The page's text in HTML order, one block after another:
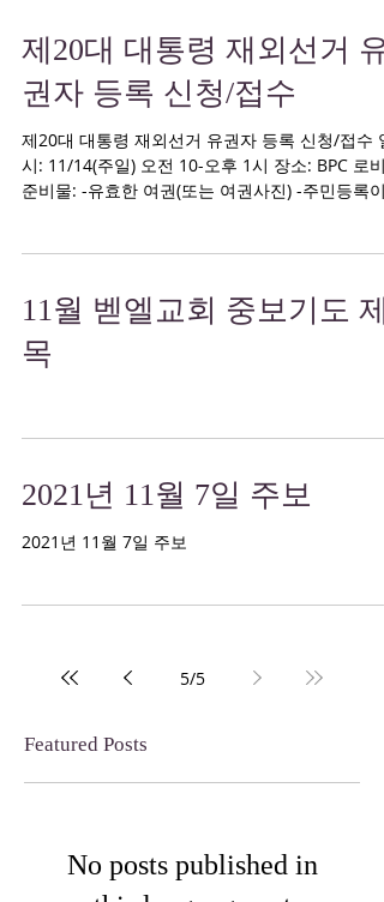
제20대 대통령 재외선거 유
권자 등록 신청/접수
제20대 대통령 재외선거 유권자 등록 신청/접수 일
시: 11/14(주일) 오전 10-오후 1시 장소: BPC 로비
준비물: -유효한 여권(또는 여권사진) -주민등록이
11월 벧엘교회 중보기도 제
목
2021년 11월 7일 주보
2021년 11월 7일 주보
5/5
Featured Posts
No posts published in